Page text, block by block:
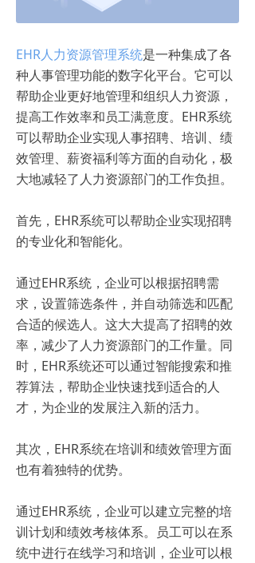
EHR人力资源管理系统是一种集成了各
种人事管理功能的数字化平台。它可以
帮助企业更好地管理和组织人力资源，
提高工作效率和员工满意度。EHR系统
可以帮助企业实现人事招聘、培训、绩
效管理、薪资福利等方面的自动化，极
大地减轻了人力资源部门的工作负担。
首先，EHR系统可以帮助企业实现招聘
的专业化和智能化。
通过EHR系统，企业可以根据招聘需
求，设置筛选条件，并自动筛选和匹配
合适的候选人。这大大提高了招聘的效
率，减少了人力资源部门的工作量。同
时，EHR系统还可以通过智能搜索和推
荐算法，帮助企业快速找到适合的人
才，为企业的发展注入新的活力。
其次，EHR系统在培训和绩效管理方面
也有着独特的优势。
通过EHR系统，企业可以建立完整的培
训计划和绩效考核体系。员工可以在系
统中进行在线学习和培训，企业可以根